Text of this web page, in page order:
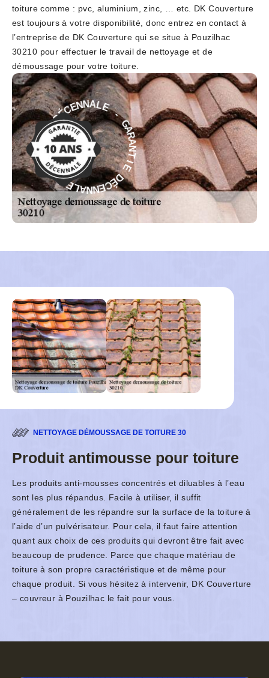
toiture comme : pvc, aluminium, zinc, … etc. DK Couverture
est toujours à votre disponibilité, donc entrez en contact à
l’entreprise de DK Couverture qui se situe à Pouzilhac
30210 pour effectuer le travail de nettoyage et de
démoussage pour votre toiture.
G
A
R
A
N
T
I
E
D
É
C
E
N
NALE - GAR
A
N
T
I
E
D
É
C
E
N
N
A
L
E
-
NETTOYAGE DÉMOUSSAGE DE TOITURE 30
Produit antimousse pour toiture
Les produits anti-mousses concentrés et diluables à l’eau
sont les plus répandus. Facile à utiliser, il suffit
généralement de les répandre sur la surface de la toiture à
l’aide d’un pulvérisateur. Pour cela, il faut faire attention
quant aux choix de ces produits qui devront être fait avec
beaucoup de prudence. Parce que chaque matériau de
toiture à son propre caractéristique et de même pour
chaque produit. Si vous hésitez à intervenir, DK Couverture
– couvreur à Pouzilhac le fait pour vous.